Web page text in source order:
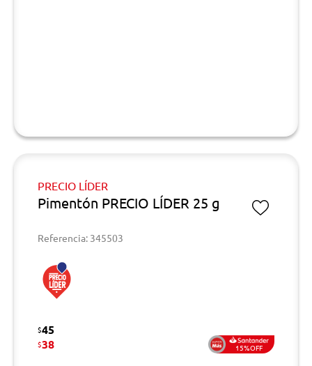
PRECIO LÍDER
Pimentón PRECIO LÍDER 25 g
Referencia: 345503
$45
$38 15%OFF